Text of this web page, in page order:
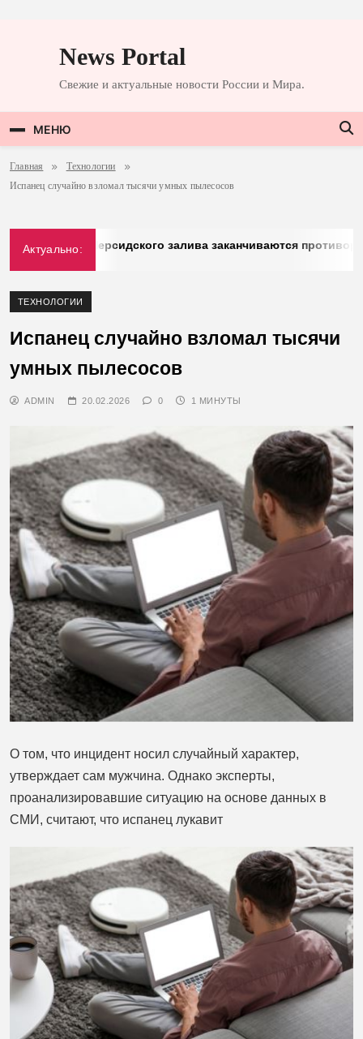
содержимомуNews Portal
Свежие и актуальные новости России и Мира.
МЕНЮ
Главная
Технологии
Испанец случайно взломал тысячи умных пылесосов
Актуально:
у стран Персидского залива заканчиваются
ТЕХНОЛОГИИ
Испанец случайно взломал тысячи
умных пылесосов
ADMIN 20.02.2026 0 1 МИНУТЫ
О том, что инцидент носил случайный характер,
утверждает сам мужчина. Однако эксперты,
проанализировавшие ситуацию на основе данных в
СМИ, считают, что испанец лукавит